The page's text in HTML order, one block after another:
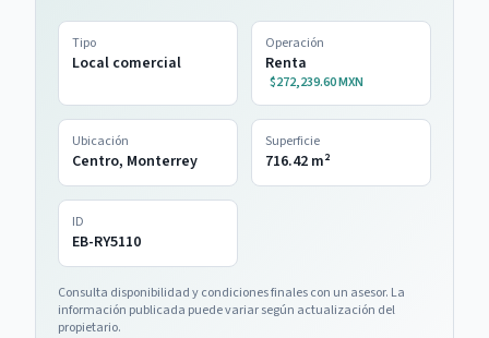
Tipo
Local comercial
Operación
Renta
$272,239.60 MXN
Ubicación
Centro, Monterrey
Superficie
716.42 m²
ID
EB-RY5110
Consulta disponibilidad y condiciones finales con un asesor. La
información publicada puede variar según actualización del
propietario.